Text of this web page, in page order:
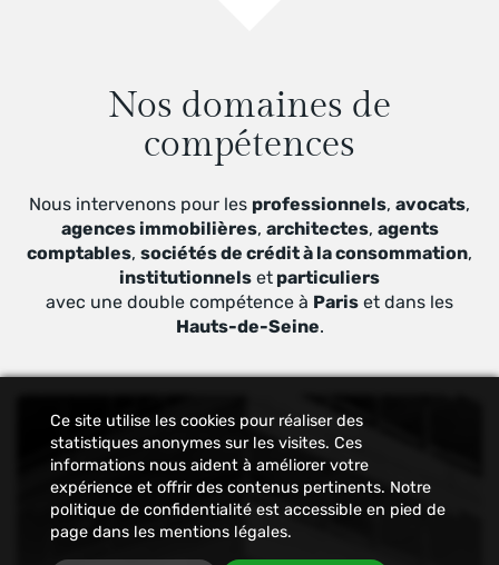
Nos domaines de
compétences
Nous intervenons pour les professionnels, avocats,
agences immobilières, architectes, agents
comptables, sociétés de crédit à la consommation,
institutionnels et particuliers
avec une double compétence à Paris et dans les
Hauts-de-Seine.
Ce site utilise les cookies pour réaliser des
statistiques anonymes sur les visites. Ces
informations nous aident à améliorer votre
expérience et offrir des contenus pertinents. Notre
politique de confidentialité est accessible en pied de
page dans les mentions légales.